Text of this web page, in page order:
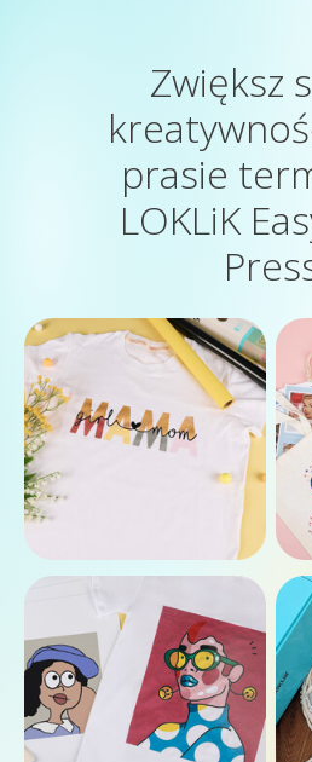
Zwiększ
prasie
LOKLiK